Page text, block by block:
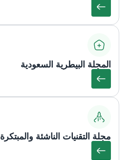
المجلة البيطرية السعودية
مجلة التقنيات الناشئة والمبتكرة